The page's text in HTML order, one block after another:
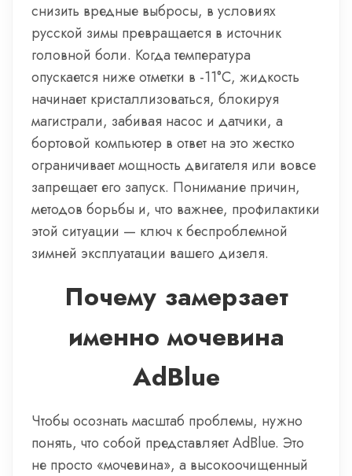
снизить вредные выбросы, в условиях
русской зимы превращается в источник
головной боли. Когда температура
опускается ниже отметки в -11°C, жидкость
начинает кристаллизоваться, блокируя
магистрали, забивая насос и датчики, а
бортовой компьютер в ответ на это жестко
ограничивает мощность двигателя или вовсе
запрещает его запуск. Понимание причин,
методов борьбы и, что важнее, профилактики
этой ситуации — ключ к беспроблемной
зимней эксплуатации вашего дизеля.
Почему замерзает
именно мочевина
AdBlue
Чтобы осознать масштаб проблемы, нужно
понять, что собой представляет AdBlue. Это
не просто «мочевина», а высокоочищенный